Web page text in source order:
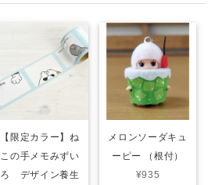
【限定カラー】ね
この手メモみずい
ろ デザイン養生
メロンソーダキュ
ーピー （根付）
¥935